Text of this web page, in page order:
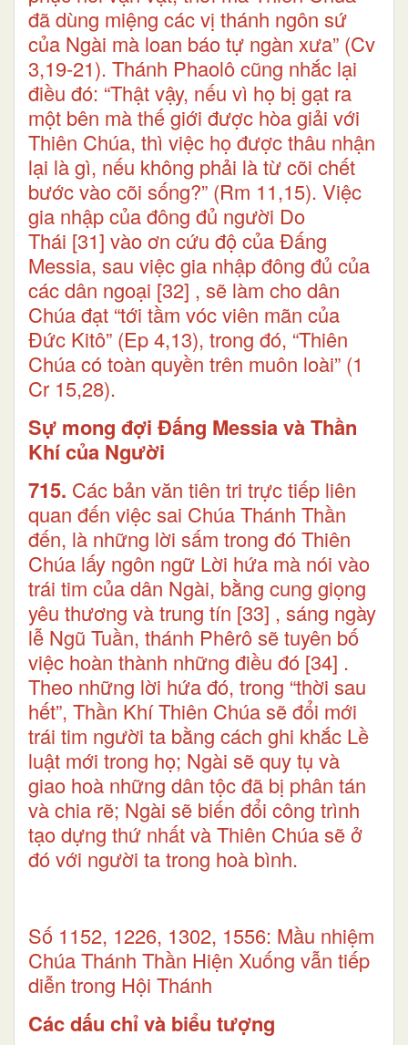
đã dùng miệng các vị thánh ngôn sứ
của Ngài mà loan báo tự ngàn xưa” (Cv
3,19-21). Thánh Phaolô cũng nhắc lại
điều đó: “Thật vậy, nếu vì họ bị gạt ra
một bên mà thế giới được hòa giải với
Thiên Chúa, thì việc họ được thâu nhận
lại là gì, nếu không phải là từ cõi chết
bước vào cõi sống?” (Rm 11,15). Việc
gia nhập của đông đủ người Do
Thái [31] vào ơn cứu độ của Đấng
Messia, sau việc gia nhập đông đủ của
các dân ngoại [32] , sẽ làm cho dân
Chúa đạt “tới tầm vóc viên mãn của
Đức Kitô” (Ep 4,13), trong đó, “Thiên
Chúa có toàn quyền trên muôn loài” (1
Cr 15,28).
Sự mong đợi Đấng Messia và Thần
Khí của Người
715. Các bản văn tiên tri trực tiếp liên
quan đến việc sai Chúa Thánh Thần
đến, là những lời sấm trong đó Thiên
Chúa lấy ngôn ngữ Lời hứa mà nói vào
trái tim của dân Ngài, bằng cung giọng
yêu thương và trung tín [33] , sáng ngày
lễ Ngũ Tuần, thánh Phêrô sẽ tuyên bố
việc hoàn thành những điều đó [34] .
Theo những lời hứa đó, trong “thời sau
hết”, Thần Khí Thiên Chúa sẽ đổi mới
trái tim người ta bằng cách ghi khắc Lề
luật mới trong họ; Ngài sẽ quy tụ và
giao hoà những dân tộc đã bị phân tán
và chia rẽ; Ngài sẽ biến đổi công trình
tạo dựng thứ nhất và Thiên Chúa sẽ ở
đó với người ta trong hoà bình.
Số 1152, 1226, 1302, 1556: Mầu nhiệm
Chúa Thánh Thần Hiện Xuống vẫn tiếp
diễn trong Hội Thánh
Các dấu chỉ và biểu tượng